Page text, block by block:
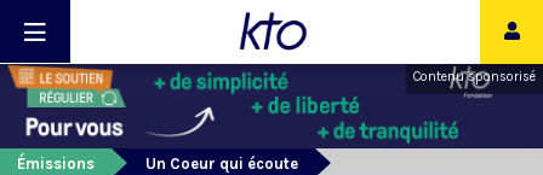
Contenu sponsorisé
Émissions
Un Coeur qui écoute